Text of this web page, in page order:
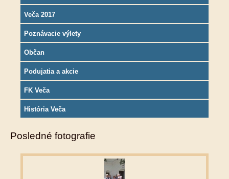
Veča 2017
Poznávacie výlety
Občan
Podujatia a akcie
FK Veča
História Veča
Posledné fotografie